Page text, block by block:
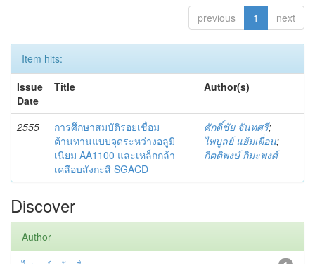
previous 1 next
Item hits:
Issue
Date
Title Author(s)
2555
การศึกษาสมบัติรอยเชื่อม
ต้านทานแบบจุดระหว่างอลูมิ
เนียม AA1100 และเหล็กกล้า
เคลือบสังกะสี SGACD
ศักดิ์ชัย จันทศรี;
ไพบูลย์ แย้มเผื่อน;
กิตติพงษ์ กิมะพงศ์
Discover
Author